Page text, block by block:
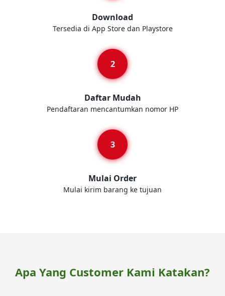
Download
Tersedia di App Store dan Playstore
Daftar Mudah
Pendaftaran mencantumkan nomor HP
Mulai Order
Mulai kirim barang ke tujuan
Apa Yang Customer Kami Katakan?